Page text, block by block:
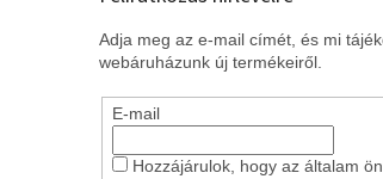
Adja meg az e-mail címét, és mi
webáruházunk új termékeiről.
E-mail
Hozzájárulok, hogy az általam